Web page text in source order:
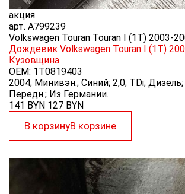
акция
арт. A799239
Volkswagen Touran Touran I (1T) 2003-
Дождевик Volkswagen Touran I (1T)
Кузовщина
OEM: 1T0819403
2004; Минивэн.; Синий; 2,0; TDi;
Передн.; Из Германии.
141 BYN 127 BYN
В корзинуВ корзине